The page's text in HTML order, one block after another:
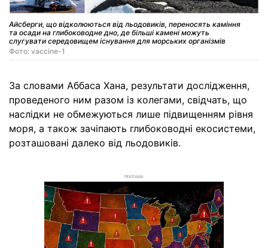
Айсберги, що відколюються від льодовиків, переносять каміння
та осади на глибоководне дно, де більші камені можуть
слугувати середовищем існування для морських організмів
Фото: vaccine-1
За словами Аббаса Хана, результати дослідження,
проведеного ним разом із колегами, свідчать, що
наслідки не обмежуються лише підвищенням рівня
моря, а також зачіпають глибоководні екосистеми,
розташовані далеко від льодовиків.
РЕКЛАМА